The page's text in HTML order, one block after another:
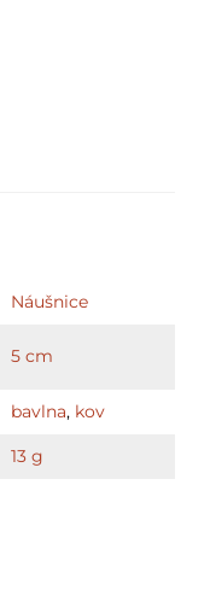
Náušnice
5 cm
bavlna, kov
13 g